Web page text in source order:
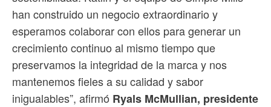
han construido un negocio extraordinario y
esperamos colaborar con ellos para generar un
crecimiento continuo al mismo tiempo que
preservamos la integridad de la marca y nos
mantenemos fieles a su calidad y sabor
inigualables”, afirmó Ryals McMullian, presidente